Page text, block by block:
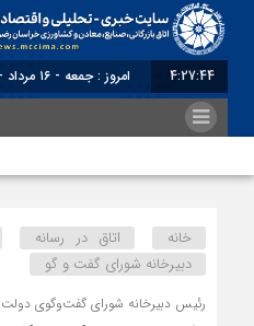
4:27:44 برابر با : Friday - 7 August - 202
خانه اتاق در رسانه
دبیرخانه شورای گفت و گو
رئیس دبیرخانه شورای گفت‌وگوی